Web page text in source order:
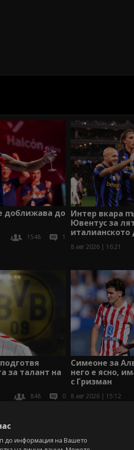
доближава до
1548 1
Интер вкара
Ювентус за
италианското
8 авг 2026 | 16:21
за талант на
848 0
Симеоне за
него е ясно,
с Гризман
8 авг 2026 | 15:12
до информация на Вашето